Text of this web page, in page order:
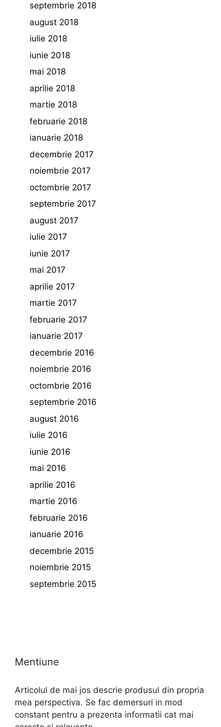
septembrie 2018
august 2018
iulie 2018
iunie 2018
mai 2018
aprilie 2018
martie 2018
februarie 2018
ianuarie 2018
decembrie 2017
noiembrie 2017
octombrie 2017
septembrie 2017
august 2017
iulie 2017
iunie 2017
mai 2017
aprilie 2017
martie 2017
februarie 2017
ianuarie 2017
decembrie 2016
noiembrie 2016
octombrie 2016
septembrie 2016
august 2016
iulie 2016
iunie 2016
mai 2016
aprilie 2016
martie 2016
februarie 2016
ianuarie 2016
decembrie 2015
noiembrie 2015
septembrie 2015
Mentiune
Articolul de mai jos descrie produsul din propria
mea perspectiva. Se fac demersuri in mod
constant pentru a prezenta informatii cat mai